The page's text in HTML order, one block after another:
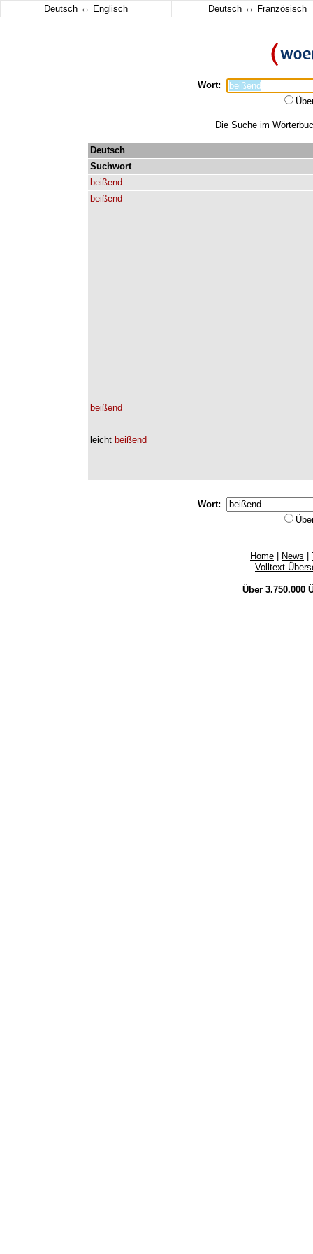
Deutsch ↔ Englisch Deutsch ↔ Französisch
Wort:
Die Suche im
Deutsch
Suchwort
beißend
beißend
beißend
leicht beißend
Wort:
Home News
Volltext-
Über 3.750.000